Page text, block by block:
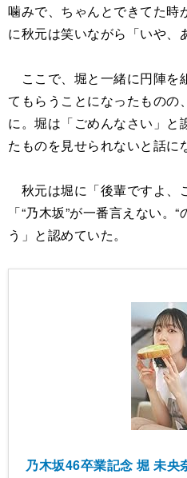
噛みで、ちゃんとできてた時
に秋元は笑いながら「いや、
ここで、堀と一緒に円陣を
てもらうことになったものの
に。堀は「ごめんなさい」と
たものを見せられないと話に
秋元は堀に「後輩ですよ、
「“乃木坂”が一番言えない。
う」と認めていた。
乃木坂46卒業記念 堀 未